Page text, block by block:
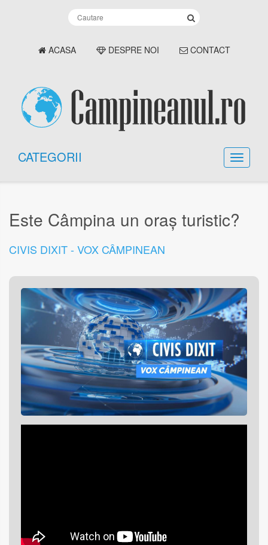
ACASA DESPRE NOI CONTACT
CATEGORII
Este Câmpina un oraș turistic?
CIVIS DIXIT - VOX CÂMPINEAN